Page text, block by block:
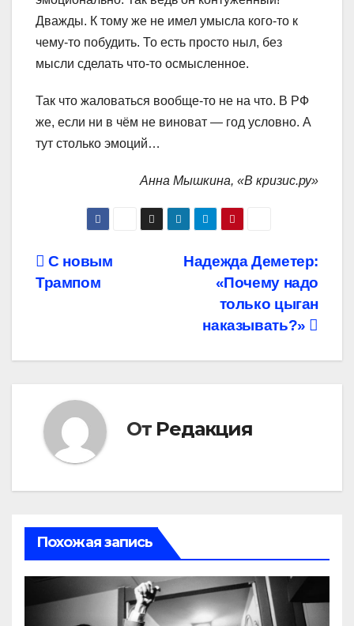
Дважды. К тому же не имел умысла кого-то к
чему-то побудить. То есть просто ныл, без
мысли сделать что-то осмысленное.
Так что жаловаться вообще-то не на что. В РФ
же, если ни в чём не виноват — год условно. А
тут столько эмоций…
Анна Мышкина, «В кризис.ру»
Навигация
по
Надежда Деметер:
«Почему надо
только цыган
наказывать?»
С новым
Трампом
От Редакция
Похожая запись